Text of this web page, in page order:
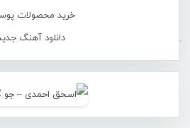
خرید محصولات
دانلود آهنگ